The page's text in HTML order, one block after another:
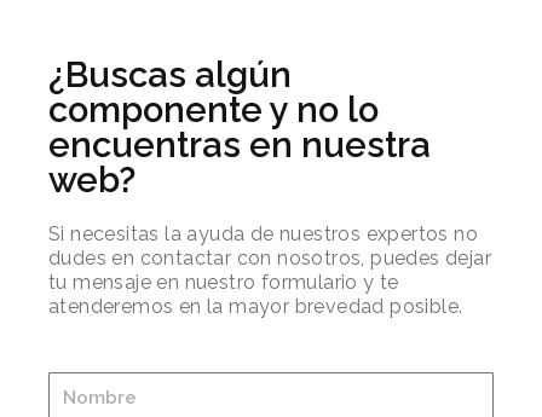
¿Buscas algún
componente y no lo
encuentras en nuestra
web?
Si necesitas la ayuda de nuestros expertos no
dudes en contactar con nosotros, puedes dejar
tu mensaje en nuestro formulario y te
atenderemos en la mayor brevedad posible.